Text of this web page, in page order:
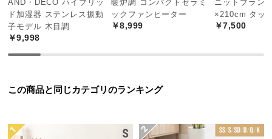
中
型
商
送
い
AND・DECO ハイブリッ
ド加湿器 ステンレス振動
子モデル 木目調
￥9,998
暖炉調 コンパクトセラミ
ックファンヒーター
￥8,999
ニットブラン
×210cm タッ
￥7,500
この商品と同じカテゴリのランキング